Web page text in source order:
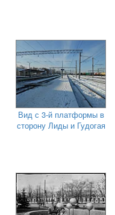
Вид с 3-й платформы в
сторону Лиды и Гудогая